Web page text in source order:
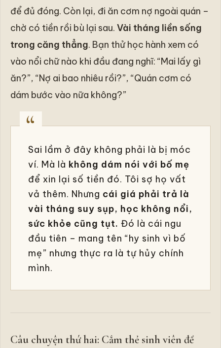
để đủ đóng. Còn lại, đi ăn cơm nợ ngoài quán –
chờ có tiền rồi bù lại sau. Vài tháng liền sống
trong căng thẳng. Bạn thử học hành xem có
vào nổi chữ nào khi đầu đang nghĩ: “Mai lấy gì
ăn?”, “Nợ ai bao nhiêu rồi?”, “Quán cơm có
dám bước vào nữa không?”
Sai lầm ở đây không phải là bị móc
ví. Mà là không dám nói với bố mẹ
để xin lại số tiền đó. Tôi sợ họ vất
vả thêm. Nhưng cái giá phải trả là
vài tháng suy sụp, học không nổi,
sức khỏe cũng tụt. Đó là cái ngu
đầu tiên – mang tên “hy sinh vì bố
mẹ” nhưng thực ra là tự hủy chính
mình.
Câu chuyện thứ hai: Cắm thẻ sinh viên để